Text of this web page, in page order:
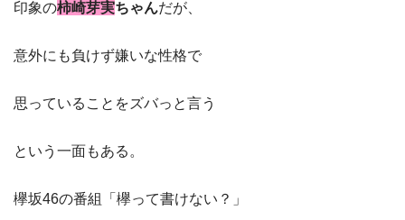
印象の柿崎芽実ちゃんだが、
意外にも負けず嫌いな性格で
思っていることをズバっと言う
という一面もある。
欅坂46の番組「欅って書けない？」